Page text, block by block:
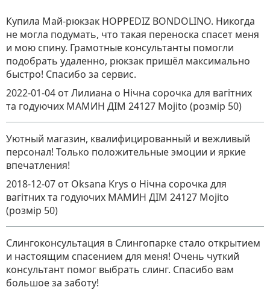
Купила Май-рюкзак HOPPEDIZ BONDOLINO. Никогда
не могла подумать, что такая переноска спасет меня
и мою спину. Грамотные консультанты помогли
подобрать удаленно, рюкзак пришёл максимально
быстро! Спасибо за сервис.
2022-01-04 от Лилиана о Нічна сорочка для вагітних
та годуючих МАМИН ДІМ 24127 Mojito (розмір 50)
Уютный магазин, квалифицированный и вежливый
персонал! Только положительные эмоции и яркие
впечатления!
2018-12-07 от Oksana Krys о Нічна сорочка для
вагітних та годуючих МАМИН ДІМ 24127 Mojito
(розмір 50)
Слингоконсультация в Слингопарке стало открытием
и настоящим спасением для меня! Очень чуткий
консультант помог выбрать слинг. Спасибо вам
большое за заботу!